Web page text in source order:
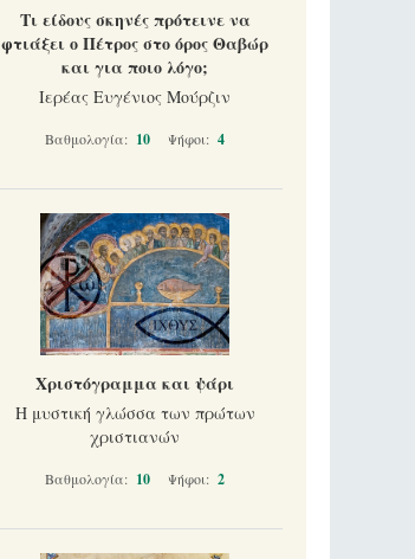
Τι είδους σκηνές πρότεινε να
φτιάξει ο Πέτρος στο όρος Θαβώρ
και για ποιο λόγο;
Ιερέας Ευγένιος Μούρζιν
Βαθμολογία: 10 Ψήφοι: 4
Χριστόγραμμα και ψάρι
Η μυστική γλώσσα των πρώτων
χριστιανών
Βαθμολογία: 10 Ψήφοι: 2